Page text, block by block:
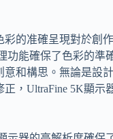
的准確呈現對於創
功能確保了色彩的準
意和構思。無論是設
，UltraFine 5K顯示